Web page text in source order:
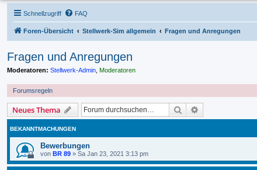
Schnellzugriff FAQ
Foren-Übersicht Stellwerk-Sim allgemein Fragen und Anregungen
Fragen und Anregungen
Moderatoren: Stellwerk-Admin Moderatoren
Forumsregeln
Neues Thema Suche
BEKANNTMACHUNGEN
Bewerbungen
von BR 89 » Sa Jan 23, 2021 3:13 pm